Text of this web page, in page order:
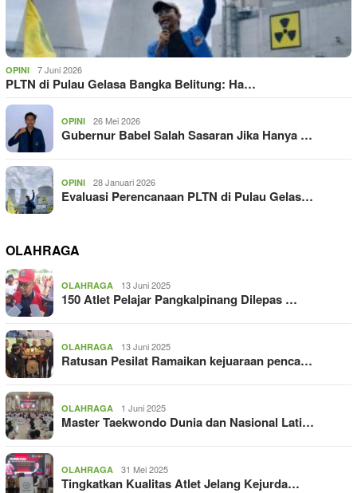
OPINI 7 Juni 2026
PLTN di Pulau Gelasa Bangka Belitung: Ha…
OPINI 26 Mei 2026
Gubernur Babel Salah Sasaran Jika Hanya …
OPINI 28 Januari 2026
Evaluasi Perencanaan PLTN di Pulau Gelas…
OLAHRAGA
OLAHRAGA 13 Juni 2025
150 Atlet Pelajar Pangkalpinang Dilepas …
OLAHRAGA 13 Juni 2025
Ratusan Pesilat Ramaikan kejuaraan penca…
OLAHRAGA 1 Juni 2025
Master Taekwondo Dunia dan Nasional Lati…
OLAHRAGA 31 Mei 2025
Tingkatkan Kualitas Atlet Jelang Kejurda…